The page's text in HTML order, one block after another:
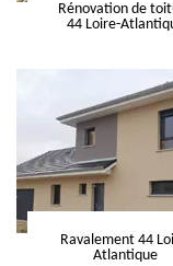
Rénovation de
44 Loire-
Ravalement 44
Atlantique